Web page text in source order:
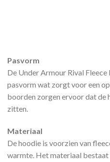
Pasvorm
De Under Armour Rival
pasvorm wat zorgt voor een
boorden zorgen ervoor dat
zitten.
Materiaal
De hoodie is voorzien van
warmte. Het materiaal